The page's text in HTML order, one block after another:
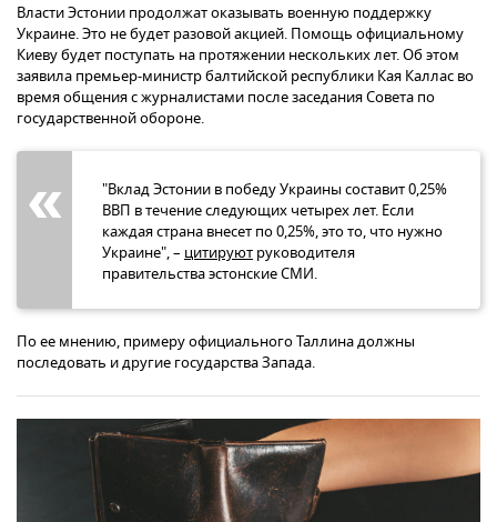
Власти Эстонии продолжат оказывать военную поддержку
Украине. Это не будет разовой акцией. Помощь официальному
Киеву будет поступать на протяжении нескольких лет. Об этом
заявила премьер-министр балтийской республики Кая Каллас во
время общения с журналистами после заседания Совета по
государственной обороне.
"Вклад Эстонии в победу Украины составит 0,25%
ВВП в течение следующих четырех лет. Если
каждая страна внесет по 0,25%, это то, что нужно
Украине", – цитируют руководителя
правительства эстонские СМИ.
По ее мнению, примеру официального Таллина должны
последовать и другие государства Запада.